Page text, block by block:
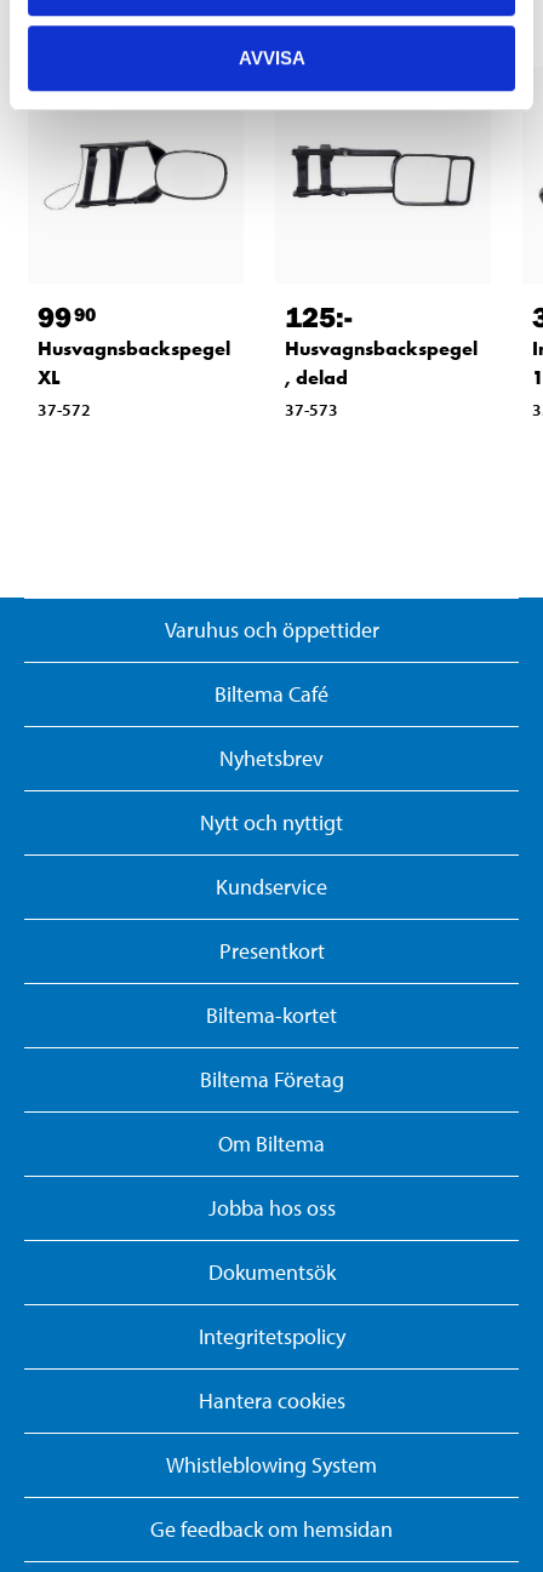
AVVISA
9990
Husvagnsbackspegel
XL
37-572
125:-
Husvagnsbackspegel
, delad
37-573
Varuhus och öppettider
Biltema Café
Nyhetsbrev
Nytt och nyttigt
Kundservice
Presentkort
Biltema-kortet
Biltema Företag
Om Biltema
Jobba hos oss
Dokumentsök
Integritetspolicy
Hantera cookies
Whistleblowing System
Ge feedback om hemsidan